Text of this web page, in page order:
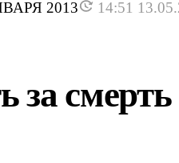
2013 14:51
за